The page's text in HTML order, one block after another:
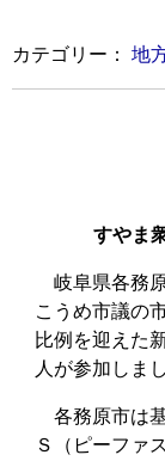
る
カテゴリー： 地
すやま
岐阜県各務
こうめ市議の
比例を迎えた
人が参加しま
各務原市は
Ｓ（ピーファ